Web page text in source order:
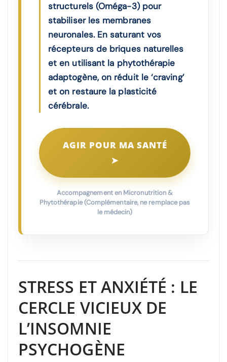
structurels (Oméga-3) pour
stabiliser les membranes
neuronales. En saturant vos
récepteurs de briques naturelles
et en utilisant la phytothérapie
adaptogène, on réduit le ‘craving’
et on restaure la plasticité
cérébrale.
AGIR POUR MA SANTÉ
➤
Accompagnement en Micronutrition &
Phytothérapie (Complémentaire, ne remplace pas
le médecin)
STRESS ET ANXIÉTÉ : LE
CERCLE VICIEUX DE
L’INSOMNIE
PSYCHOGÈNE